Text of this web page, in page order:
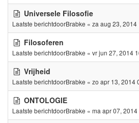
Universele Filosofie
Laatste berichtdoorBrabke « za aug 23, 2014
Filosoferen
Laatste berichtdoorBrabke « vr jun 27, 2014
Vrijheid
Laatste berichtdoorBrabke « zo apr 13, 2014
ONTOLOGIE
Laatste berichtdoorBrabke « ma apr 07,